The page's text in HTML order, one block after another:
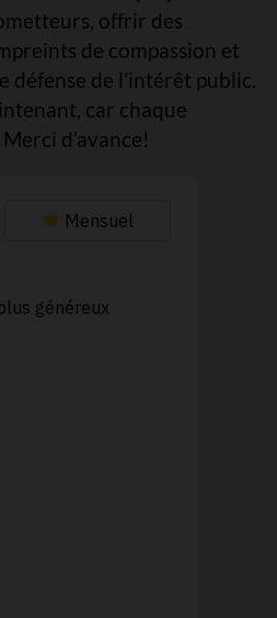
offrir des
de compassion et
défense de l’intérêt public.
car chaque
d’avance!